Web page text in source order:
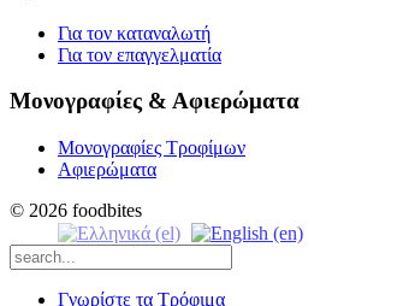
Για τον καταναλωτή
Για τον επαγγελματία
Μονογραφίες & Αφιερώματα
Μονογραφίες Τροφίμων
Αφιερώματα
© 2026 foodbites
Γνωρίστε τα Τρόφιμα